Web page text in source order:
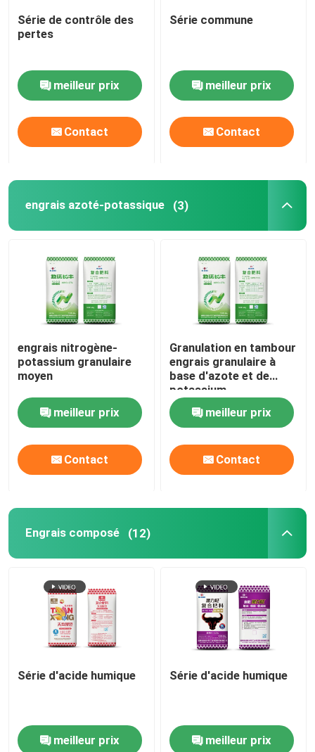
Alcool furfurylique
DMF
Acide humique
Série de contrôle des
pertes
meilleur prix
Contact
Série commune
meilleur prix
Contact
engrais azoté-potassique (3)
engrais nitrogène-
potassium granulaire
moyen
meilleur prix
Contact
Granulation en tambour
engrais granulaire à
base d'azote et de
potassium
meilleur prix
Contact
Engrais composé (12)
Série d'acide humique
meilleur prix
Série d'acide humique
meilleur prix